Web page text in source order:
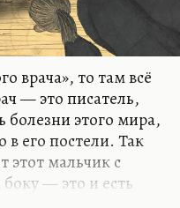
врача», то там всё
— это писатель,
этого мира,
в его постели. Так
этот мальчик с
— это и есть